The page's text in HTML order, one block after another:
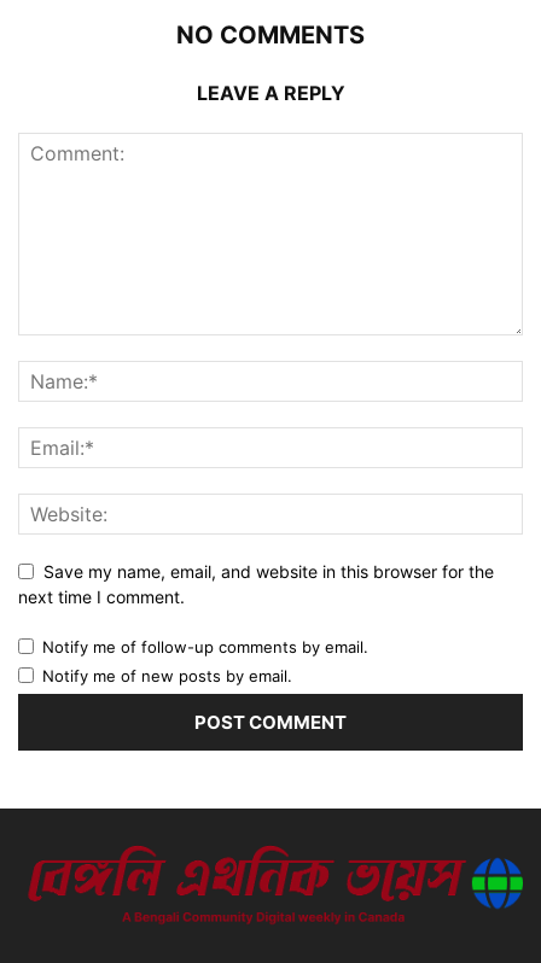
NO COMMENTS
LEAVE A REPLY
Save my name, email, and website in this browser for the
next time I comment.
Notify me of follow-up comments by email.
Notify me of new posts by email.